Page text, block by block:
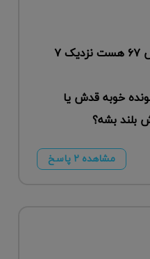
سلام دوستان پسر من قدش ۶۷ هست نزدیک ۷
خوبه قدش یا
بلند بشه؟
مشاهده ۲ پاسخ